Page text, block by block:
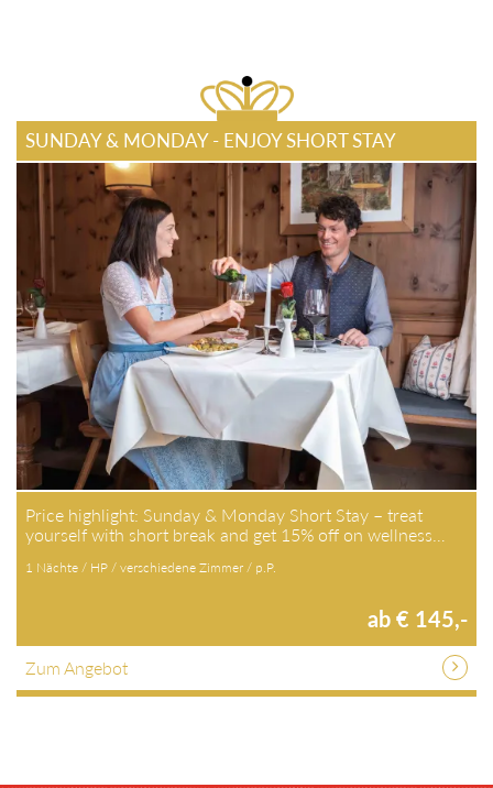
SUNDAY & MONDAY - ENJOY SHORT STAY
Price highlight: Sunday & Monday Short Stay – treat
yourself with short break and get 15% off on wellness…
1 Nächte / HP / verschiedene Zimmer / p.P.
ab € 145,-
Zum Angebot